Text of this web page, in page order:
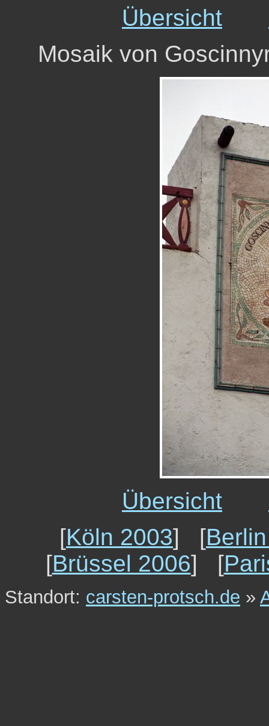
Übersicht
Mosaik von
Übersicht
[Köln 2003] [
[Brüssel 2006] [
Standort: carsten-protsch.de »